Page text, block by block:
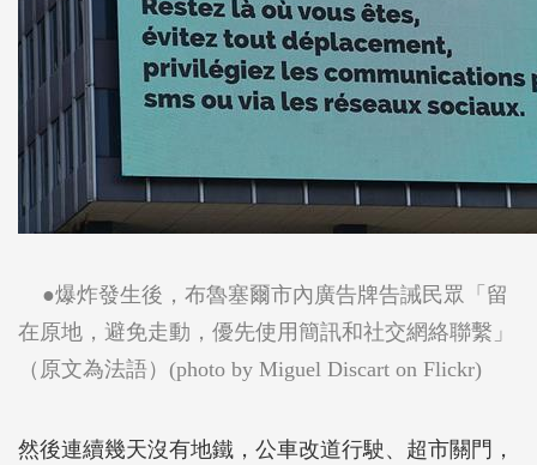
●爆炸發生後，布魯塞爾市內廣告牌告誡民眾「留
在原地，避免走動，優先使用簡訊和社交網絡聯繫」
（原文為法語）(photo by Miguel Discart on Flickr)
然後連續幾天沒有地鐵，公車改道行駛、超市關門，